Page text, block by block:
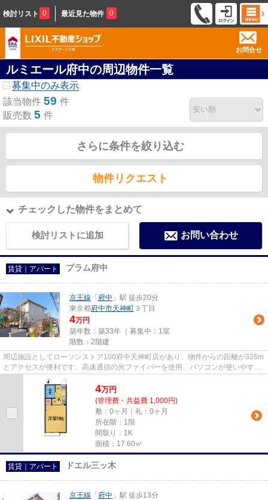
検討リスト 0 最近見た物件 0
お問合せ
ルミエール府中の周辺物件一覧
募集中のみ表示
該当物件 59 件
販売数 5 件
さらに条件を絞り込む
物件リクエスト
チェックした物件をまとめて
検討リストに追加 お問い合わせ
賃貸｜アパート プラム府中
京王線 「 府中 」駅 徒歩20分
東京都府中市天神町 ３丁目
4万円
築年数：築33年 ｜募集中： 1室
階数：2階建
周辺施設としてローソンストア100府中天神町店があり、物件からの距離が326m
とアクセスが便利です。高速通信の光ファイバーを使用、パソコンが使いやすい
です。家から出ていただくと、...
4万円
(管理費・共益費 1,000円)
敷：0ヶ月｜礼：0ヶ月
所在階：1階
間取り：1K
面積：17.60㎡
賃貸｜アパート ドエル三ッ木
京王線 「 府中 」駅 徒歩13分